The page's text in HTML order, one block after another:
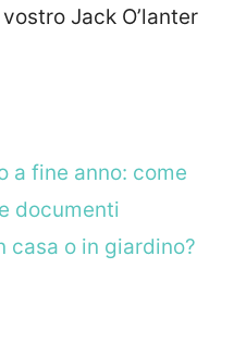
Jack O’lanter
a fine anno: come
documenti
casa o in giardino?